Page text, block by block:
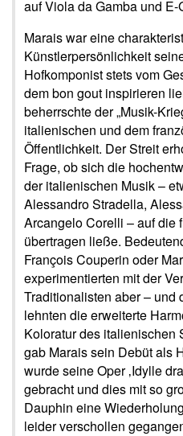
auf Viola da Gamba und E-
Marais war eine
Künstlerpersönlichkeit
Hofkomponist stets vom
dem bon gout inspirieren
beherrschte der „Musik-
italienischen und dem
Öffentlichkeit. Der Streit
Frage, ob sich die
der italienischen Musik –
Alessandro Stradella,
Arcangelo Corelli – auf die
übertragen ließe.
François Couperin oder
experimentierten mit der
Traditionalisten aber – und
lehnten die erweiterte
Koloratur des italienischen
gab Marais sein Debüt als
wurde seine Oper ‚Idylle
gebracht und dies mit so
Dauphin eine
leider verschollen